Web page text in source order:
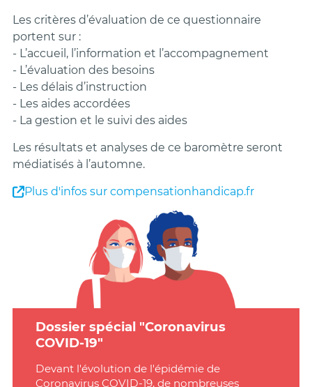
Les critères d’évaluation de ce questionnaire
portent sur :
- L’accueil, l’information et l’accompagnement
- L’évaluation des besoins
- Les délais d’instruction
- Les aides accordées
- La gestion et le suivi des aides
Les résultats et analyses de ce baromètre seront
médiatisés à l’automne.
Plus d'infos sur compensationhandicap.fr
Dossier spécial "Coronavirus
COVID-19"
Devant l'évolution de l'épidémie de
Coronavirus COVID-19, de nombreuses